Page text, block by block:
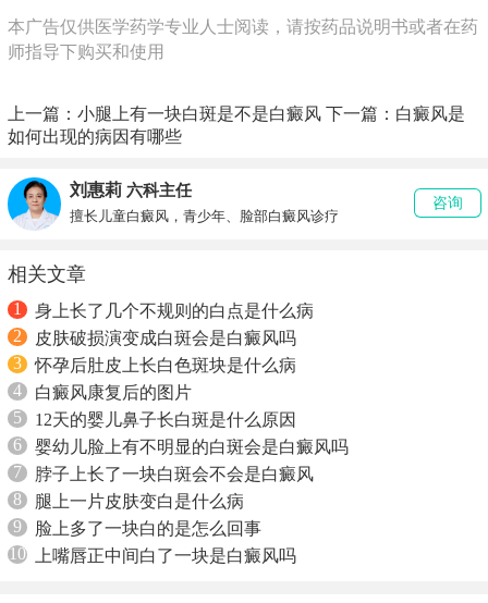
本广告仅供医学药学专业人士阅读，请按药品说明书或者在药
师指导下购买和使用
上一篇： 小腿上有一块白斑是不是白癜风 下一篇： 白癜风是
如何出现的病因有哪些
刘惠莉 六科主任
擅长儿童白癜风，青少年、脸部白癜风诊疗
咨询
相关文章
1
身上长了几个不规则的白点是什么病
2
皮肤破损演变成白斑会是白癜风吗
3
怀孕后肚皮上长白色斑块是什么病
4
白癜风康复后的图片
5
12天的婴儿鼻子长白斑是什么原因
6
婴幼儿脸上有不明显的白斑会是白癜风吗
7
脖子上长了一块白斑会不会是白癜风
8
腿上一片皮肤变白是什么病
9
脸上多了一块白的是怎么回事
10
上嘴唇正中间白了一块是白癜风吗